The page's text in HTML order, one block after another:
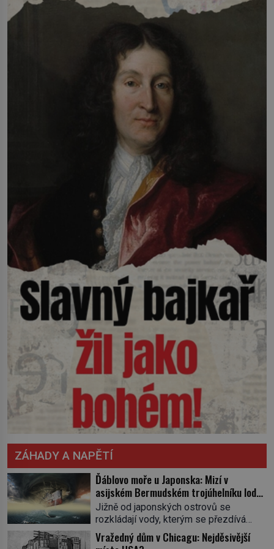
ZÁHADY A NAPĚTÍ
Ďáblovo moře u Japonska: Mizí v
asijském Bermudském trojúhelníku lodě
ve spárech neznámé síly?
Jižně od japonských ostrovů se
rozkládají vody, kterým se přezdívá
Ďáblovo moře. Vypráví se o lodích
mizejících beze stopy, podivných
Vražedný dům v Chicagu: Nejděsivější